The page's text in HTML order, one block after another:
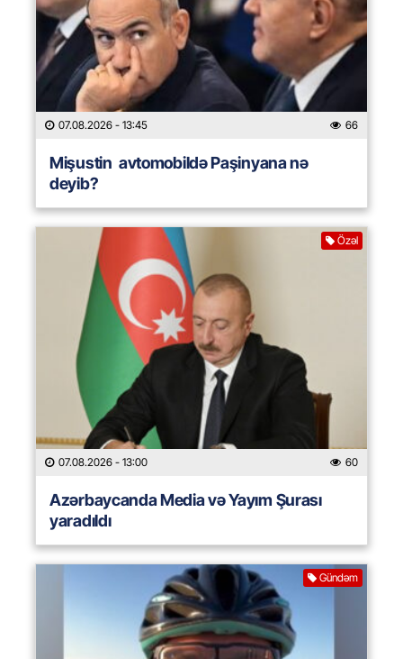
07.08.2026 - 13:45 66
Mişustin avtomobildə Paşinyana nə
deyib?
Özəl
07.08.2026 - 13:00 60
Azərbaycanda Media və Yayım Şurası
yaradıldı
Gündəm